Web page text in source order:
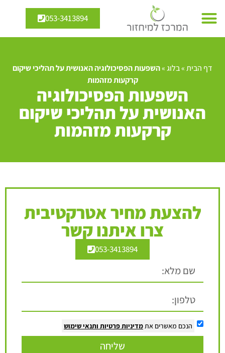
053-3413894
דף הבית»בלוג»השפעות הפסיכולוגיה האנושית על תהליכי שיקום
קרקעות מזהמות
השפעות הפסיכולוגיה
האנושית על תהליכי שיקום
קרקעות מזהמות
להצעת מחיר אטרקטיבית
צרו איתנו קשר
053-3413894
הנכם מאשרים את מדיניות פרטיות ותנאי שימוש
שליחה